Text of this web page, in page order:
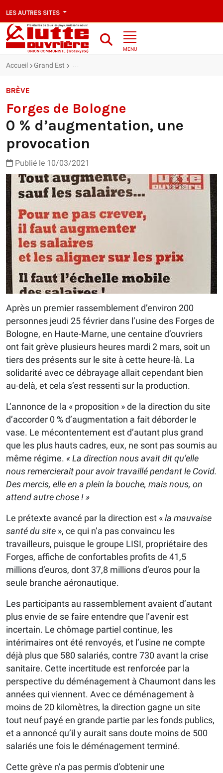
LES AUTRES SITES
MENU
Accueil Grand Est Forges de Bologne : 0 % d’augmentation, une
BRÈVE
Forges de Bologne
0 % d’augmentation, une
provocation
Publié le 10/03/2021
Après un premier rassemblement d’environ 200
personnes jeudi 25 février dans l’usine des Forges de
Bologne, en Haute-Marne, une centaine d’ouvriers
ont fait grève plusieurs heures mardi 2 mars, soit un
tiers des présents sur le site à cette heure-là. La
solidarité avec ce débrayage allait cependant bien
au-delà, et cela s’est ressenti sur la production.
L’annonce de la « proposition » de la direction du site
d’accorder 0 % d’augmentation a fait déborder le
vase. Le mécontentement est d’autant plus grand
que les plus hauts cadres, eux, ne sont pas soumis au
même régime. « La direction nous avait dit qu’elle
nous remercierait pour avoir travaillé pendant le Covid.
Des mercis, elle en a plein la bouche, mais nous, on
attend autre chose ! »
Le prétexte avancé par la direction est «la mauvaise
santé du site », ce qui n’a pas convaincu les
travailleurs, puisque le groupe LISI, propriétaire des
Forges, affiche de confortables profits de 41,5
millions d’euros, dont 37,8 millions d’euros pour la
seule branche aéronautique.
Les participants au rassemblement avaient d’autant
plus envie de se faire entendre que l’avenir est
incertain. Le chômage partiel continue, les
intérimaires ont été renvoyés, et l’usine ne compte
déjà plus que 580 salariés, contre 730 avant la crise
sanitaire. Cette incertitude est renforcée par la
perspective du déménagement à Chaumont dans les
années qui viennent. Avec ce déménagement à
moins de 20 kilomètres, la direction gagne un site
tout neuf payé en grande partie par les fonds publics,
et a annoncé qu’il y aurait sans doute moins de 500
salariés une fois le déménagement terminé.
Cette grève n’a pas permis d’obtenir une